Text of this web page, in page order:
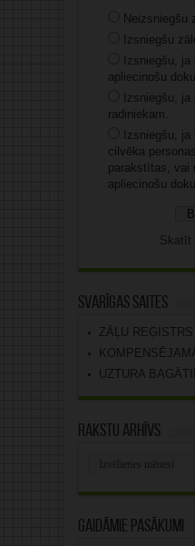
Neizsniegšu
Izsniegšu
Izsniegšu,
apliecinošu
Izsniegšu,
radiniekam.
Izsniegšu,
cilvēka
parakstītas, vai
apliecinošu
Skatīt
Svarīgas saites
ZĀĻU REĢISTRS
UZTURA
Rakstu arhīvs
Gaidāmie pasākumi